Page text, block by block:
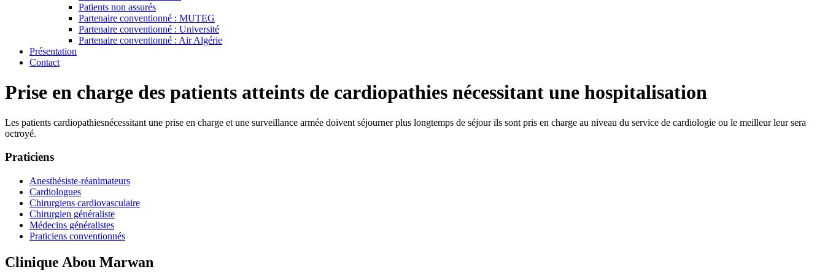
Patients non assurés
Partenaire conventionné : MUTEG
Partenaire conventionné : Université
Partenaire conventionné : Air Algérie
Présentation
Contact
Prise en charge des patients atteints de cardiopathies nécessitant une hospitalisation
Les patients cardiopathiesnécessitant une prise en charge et une surveillance armée doivent séjourner plus longtemps de séjour ils sont pris en charge au niveau du service de cardiologie ou le meilleur leur sera
octroyé.
Praticiens
Anesthésiste-réanimateurs
Cardiologues
Chirurgiens cardiovasculaire
Chirurgien généraliste
Médecins généralistes
Praticiens conventionnés
Clinique Abou Marwan